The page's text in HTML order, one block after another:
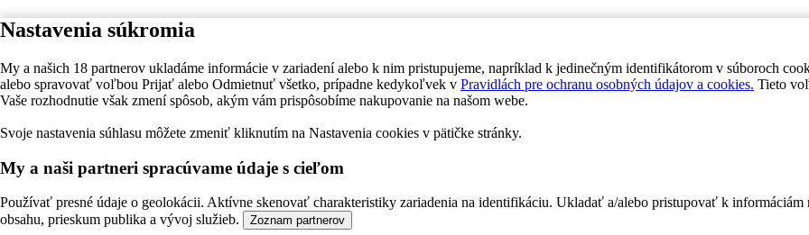
Nastavenia súkromia
My a našich 18 partnerov ukladáme informácie v zariadení alebo k nim pristupujeme, napríklad k jedinečným identifikátorom v súboroch
alebo spravovať voľbou Prijať alebo Odmietnuť všetko, prípadne kedykoľvek v Pravidlách pre ochranu osobných údajov a cookies. Tieto
Vaše rozhodnutie však zmení spôsob, akým vám prispôsobíme nakupovanie na našom webe.
Svoje nastavenia súhlasu môžete zmeniť kliknutím na Nastavenia cookies v pätičke stránky.
My a naši partneri spracúvame údaje s cieľom
Používať presné údaje o geolokácii. Aktívne skenovať charakteristiky zariadenia na identifikáciu. Ukladať a/alebo pristupovať k informáciám
obsahu, prieskum publika a vývoj služieb.
Zoznam partnerov